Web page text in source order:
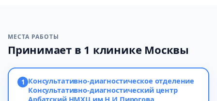
МЕСТА РАБОТЫ
Принимает в 1 клинике Москвы
1 Консультативно-диагностическое отделение
Консультативно-диагностический центр
Арбатский НМХЦ им Н И Пирогова